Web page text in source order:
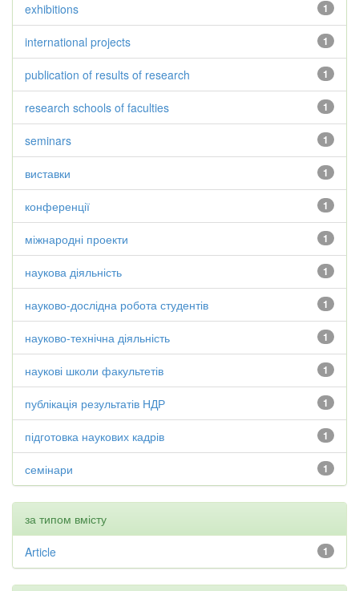
1
exhibitions
1
international projects
1
publication of results of research
1
research schools of faculties
1
seminars
1
виставки
1
конференції
1
міжнародні проекти
1
наукова діяльність
1
науково-дослідна робота студентів
1
науково-технічна діяльність
1
наукові школи факультетів
1
публікація результатів НДР
1
підготовка наукових кадрів
1
семінари
за типом вмісту
1
Article